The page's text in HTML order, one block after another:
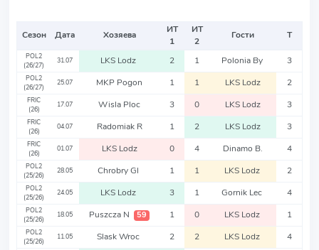
Сезон Дата Хозяева
ИТ
1
ИТ
2
Гости Т
POL2
(26/27)
31.07 LKS Lodz 2 1 Polonia By 3
POL2
(26/27)
25.07 MKP Pogon 1 1 LKS Lodz 2
FRIC
(26)
17.07 Wisla Ploc 3 0 LKS Lodz 3
FRIC
(26)
04.07 Radomiak R 1 2 LKS Lodz 3
FRIC
(26)
01.07 LKS Lodz 0 4 Dinamo B. 4
POL2
(25/26)
28.05 Chrobry Gl 1 1 LKS Lodz 2
POL2
(25/26)
24.05 LKS Lodz 3 1 Gornik Lec 4
POL2
(25/26)
18.05 Puszcza N 59 1 0 LKS Lodz 1
POL2
(25/26)
11.05 Slask Wroc 2 2 LKS Lodz 4